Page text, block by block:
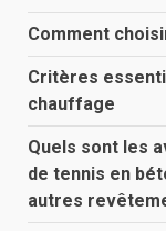
Comment
Critères
chauffage
Quels sont les
de tennis en
autres